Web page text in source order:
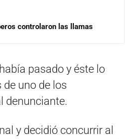
controlaron las llamas
pasado y éste lo
uno de los
denunciante.
y decidió concurrir al